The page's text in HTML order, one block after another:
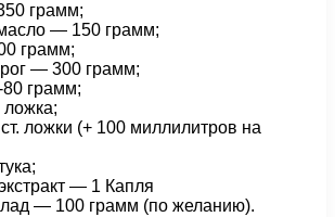
грамм;
— 150 грамм;
грамм;
— 300 грамм;
грамм;
ложки (+ 100 миллилитров на
— 1 Капля
— 100 грамм (по желанию).